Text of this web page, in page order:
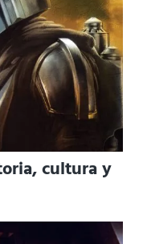
cultura y